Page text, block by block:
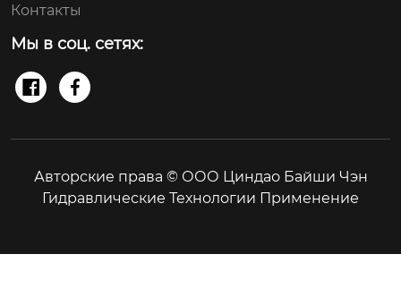
Контакты
Мы в соц. сетях:
 
Авторские права © ООО Циндао Байши Чэн
Гидравлические Технологии Применение